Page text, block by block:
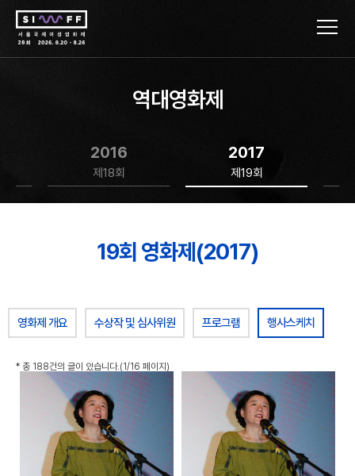
역대영화제
2016
제18회
2017
제19회
19회 영화제(2017)
영화제 개요 수상작 및 심사위원 프로그램 행사스케치
* 총 188건의 글이 있습니다.(1/16 페이지)